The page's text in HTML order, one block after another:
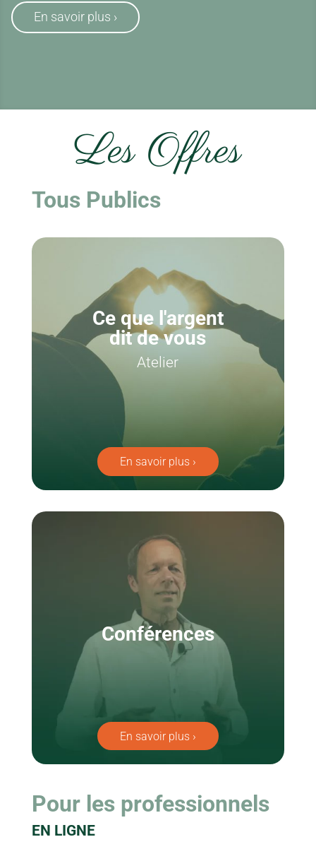
En savoir plus ›
Les Offres
Tous Publics
Ce que l'argent
dit de vous
Atelier
En savoir plus ›
Conférences
En savoir plus ›
Pour les professionnels
EN LIGNE